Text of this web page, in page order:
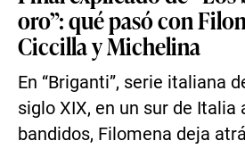
oro”: qué pasó con
Ciccilla y Michelina
En “Briganti”, serie italiana
siglo XIX, en un sur de Italia
bandidos, Filomena deja